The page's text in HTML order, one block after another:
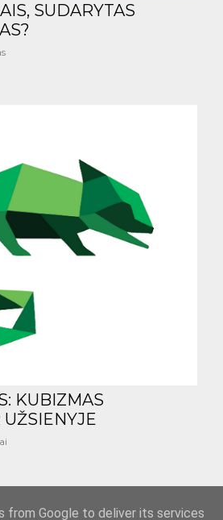
SUDARYTAS
KUBIZMAS
SENESNI PRANEŠIMAI
from Google to deliver its services